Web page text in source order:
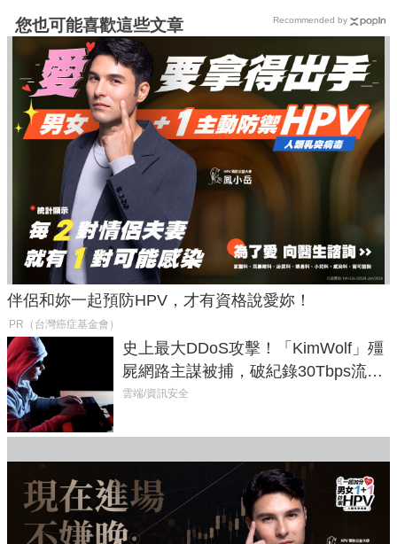
您也可能喜歡這些文章
伴侶和妳一起預防HPV，才有資格說愛妳！
PR（台灣癌症基金會）
史上最大DDoS攻擊！「KimWolf」殭
屍網路主謀被捕，破紀錄30Tbps流量
癱瘓全球！
雲端/資訊安全
Recommended by